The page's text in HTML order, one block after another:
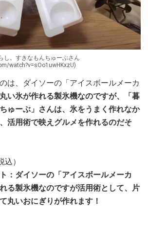
し。すきなもんちゅーぶさん
watch?v=sOo1uwHKxzU)
は、ダイソーの「アイスボールメーカ
い氷が作れる製氷機なのですが、「暮
ゅーぶ」さんは、氷をうまく作れなか
活用術で映えグルメを作れるのだそ
込）
：ダイソーの「アイスボールメーカ
る製氷機なのですが活用術として、片
丸いおにぎりが作れます！